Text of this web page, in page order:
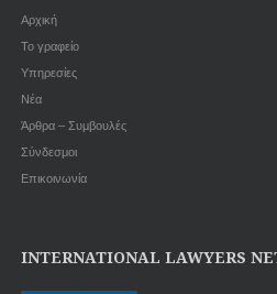
Αρχική
Το γραφείο
Υπηρεσίες
Νέα
Άρθρα – Συμβουλές
Σύνδεσμοι
Επικοινωνία
INTERNATIONAL LAWYERS